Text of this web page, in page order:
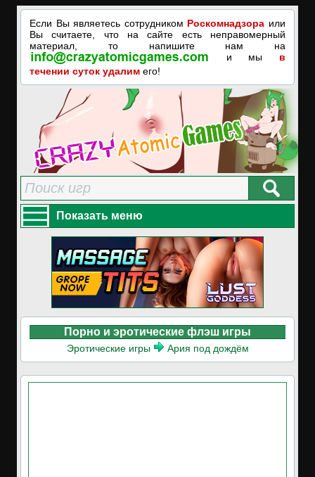
Если Вы являетесь сотрудником Роскомнадзора или
Вы считаете, что на сайте есть неправомерный
материал, то напишите нам на
и мы в
течении суток удалим его!
Показать меню
Порно и эротические флэш игры
Эротические игры Ария под дождём